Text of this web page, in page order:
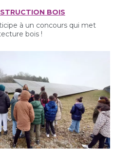
BOIS
à un concours qui met
bois !